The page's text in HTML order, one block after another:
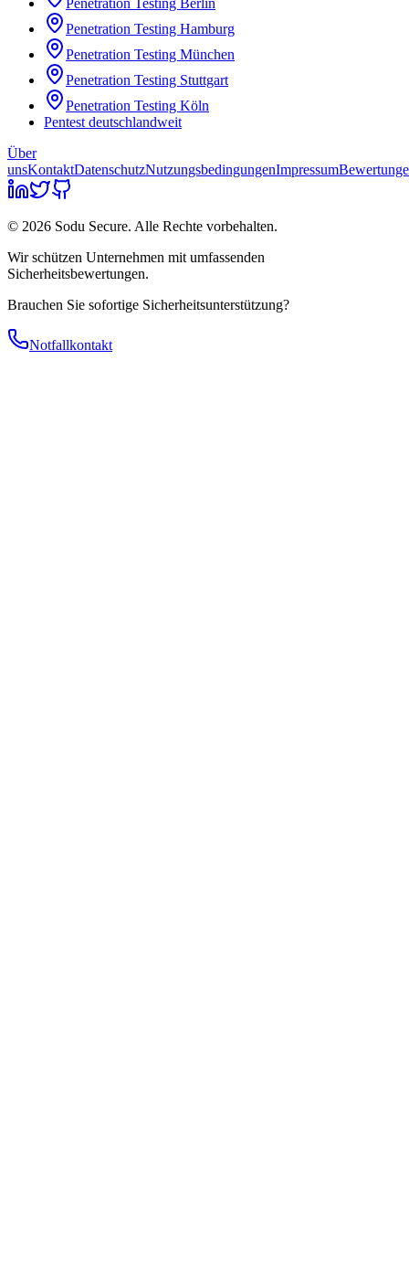
Penetration Testing Hamburg
Penetration Testing München
Penetration Testing Stuttgart
Penetration Testing Köln
Pentest deutschlandweit
Über
unsKontaktDatenschutzNutzungsbedingungenImpressum
© 2026 Sodu Secure. Alle Rechte vorbehalten.
Wir schützen Unternehmen mit umfassenden
Sicherheitsbewertungen.
Brauchen Sie sofortige Sicherheitsunterstützung?
Notfallkontakt